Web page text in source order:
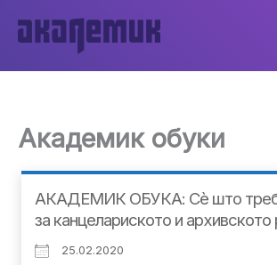
content
Академик обуки
АКАДЕМИК ОБУКА: Сè што
за канцелариското и
25.02.2020